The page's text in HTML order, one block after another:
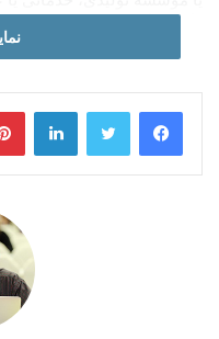
داشته باشید.
اگر مایل به کارآفرینی و
کارشناس
بیزینس کوچینگ
برای آشنایی با برخی